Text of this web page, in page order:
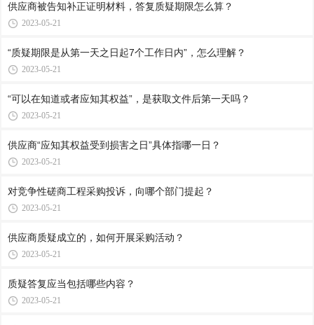
供应商被告知补正证明材料，答复质疑期限怎么算？
2023-05-21
“质疑期限是从第一天之日起7个工作日内”，怎么理解？
2023-05-21
“可以在知道或者应知其权益”，是获取文件后第一天吗？
2023-05-21
供应商“应知其权益受到损害之日”具体指哪一日？
2023-05-21
对竞争性磋商工程采购投诉，向哪个部门提起？
2023-05-21
供应商质疑成立的，如何开展采购活动？
2023-05-21
质疑答复应当包括哪些内容？
2023-05-21